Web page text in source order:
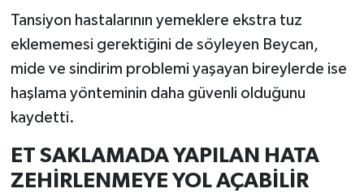
Tansiyon hastalarının yemeklere ekstra tuz
eklememesi gerektiğini de söyleyen Beycan,
mide ve sindirim problemi yaşayan bireylerde ise
haşlama yönteminin daha güvenli olduğunu
kaydetti.
ET SAKLAMADA YAPILAN HATA
ZEHİRLENMEYE YOL AÇABİLİR